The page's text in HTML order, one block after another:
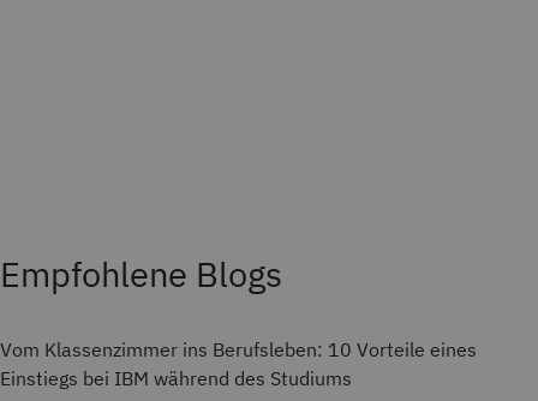
Empfohlene Blogs
Vom Klassenzimmer ins Berufsleben: 10 Vorteile eines
Einstiegs bei IBM während des Studiums